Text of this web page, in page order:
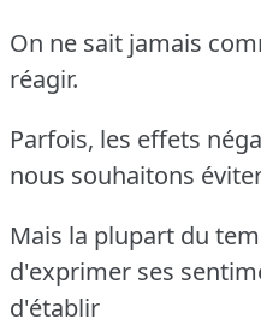
On ne sait jamais
réagir.
Parfois, les effets
nous souhaitons
Mais la plupart du
d'exprimer ses
d'établir